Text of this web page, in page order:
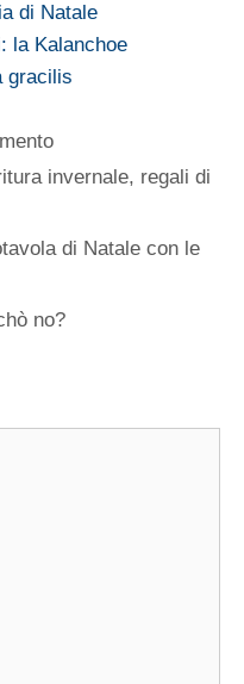
di Natale
la Kalanchoe
gracilis
invernale, regali di
di Natale con le
no?